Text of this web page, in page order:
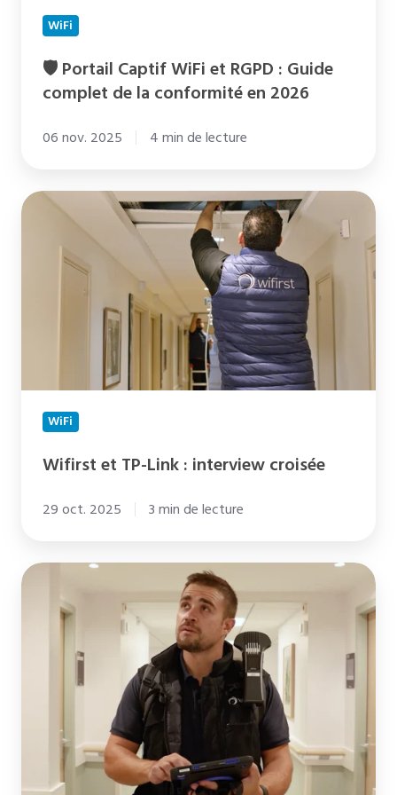
conformité
2026
WiFi
🛡️ Portail Captif WiFi et RGPD : Guide
complet de la conformité en 2026
06 nov. 2025 4 min de lecture
Wifirst
WiFi
Wifirst et TP-Link : interview croisée
29 oct. 2025 3 min de lecture
Couverture
environnements